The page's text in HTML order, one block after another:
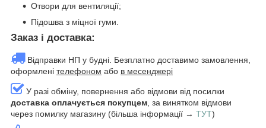
Отвори для вентиляції;
Підошва з міцної гуми.
Заказ і доставка:
Відправки НП у будні. Безплатно доставимо замовлення,
оформлені телефоном або в месенджері
У разі обміну, повернення або відмови від посилки
доставка оплачується покупцем , за винятком відмови
через помилку магазину (більша інформації → ТУТ)